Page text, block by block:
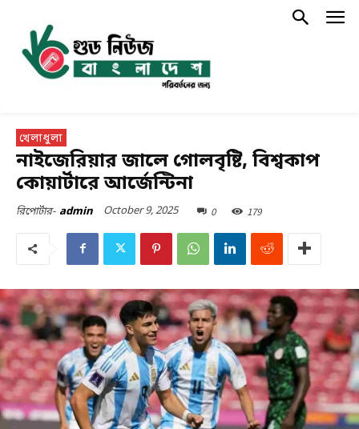
খেলাধুলা
নাইজেরিয়ার জালে গোলবৃষ্টি, বিশ্বকাপ
কোয়ার্টারে আর্জেন্টিনা
রিপোর্টার- admin October 9, 2025 0 179